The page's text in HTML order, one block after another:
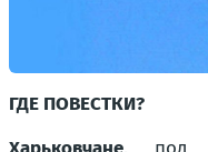
ГДЕ ПОВЕСТКИ?